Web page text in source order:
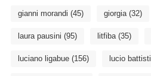
gianni morandi (45) giorgia(32)
laura pausini (95) litfiba(35)
luciano ligabue(156) lucio battisti